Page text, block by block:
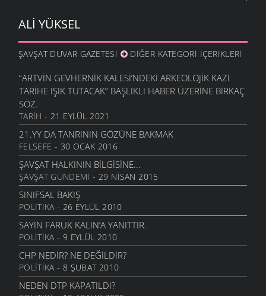
ALI YÜKSEL
ŞAVŞAT DUVAR GAZETESI DIĞER KATEGORI İÇERIKLERI
“ARTVIN GEVHERNIK KALESI’NDEKI ARKEOLOJIK KAZI
TARIHE IŞIK TUTACAK” BAŞLIKLI HABER ÜZERINE BIRKAÇ
SÖZ.
TARIH - 21 EYLÜL 2021
21.YY DA TANRININ GÖZÜNE BAKMAK
FELSEFE - 30 OCAK 2016
ŞAVŞAT HALKININ BILGISINE...
ŞAVŞAT GÜNDEMI - 29 NISAN 2015
SINIFSAL BAKIŞ
POLITIKA- 26 EYLÜL 2010
SAYIN FARUK KALIN’A YANITTIR.
POLITIKA- 9 EYLÜL 2010
CHP NEDIR? NE DEĞILDIR?
POLITIKA- 8 ŞUBAT 2010
NEDEN DTP KAPATILDI?